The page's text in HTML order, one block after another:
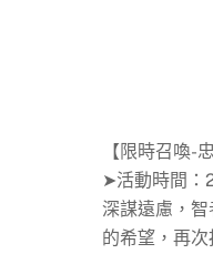
【限時召喚-
➤活動時間：
深謀遠慮，
的希望，再次